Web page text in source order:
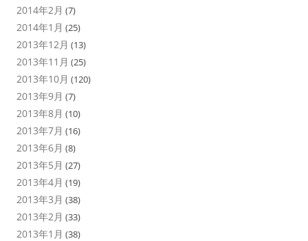
2014年2月 (7)
2014年1月 (25)
2013年12月 (13)
2013年11月 (25)
2013年10月 (120)
2013年9月 (7)
2013年8月 (10)
2013年7月 (16)
2013年6月 (8)
2013年5月 (27)
2013年4月 (19)
2013年3月 (38)
2013年2月 (33)
2013年1月 (38)